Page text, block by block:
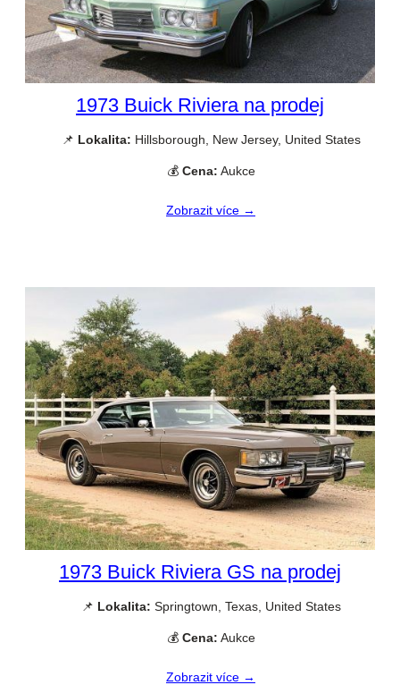
1973 Buick Riviera na prodej
📌 Lokalita: Hillsborough, New Jersey, United States
💰 Cena: Aukce
Zobrazit více →
1973 Buick Riviera GS na prodej
📌 Lokalita: Springtown, Texas, United States
💰 Cena: Aukce
Zobrazit více →